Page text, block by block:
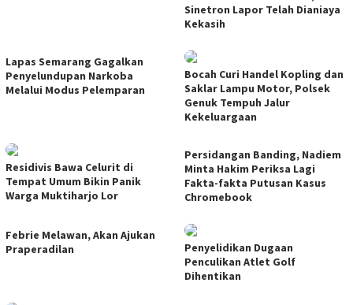
Sinetron Lapor Telah Dianiaya
Kekasih
Lapas Semarang Gagalkan
Penyelundupan Narkoba
Melalui Modus Pelemparan
Bocah Curi Handel Kopling dan
Saklar Lampu Motor, Polsek
Genuk Tempuh Jalur
Kekeluargaan
Residivis Bawa Celurit di
Tempat Umum Bikin Panik
Warga Muktiharjo Lor
Persidangan Banding, Nadiem
Minta Hakim Periksa Lagi
Fakta-fakta Putusan Kasus
Chromebook
Febrie Melawan, Akan Ajukan
Praperadilan
Penyelidikan Dugaan
Penculikan Atlet Golf
Dihentikan